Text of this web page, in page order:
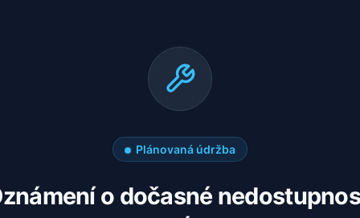
Plánovaná údržba
o dočasné